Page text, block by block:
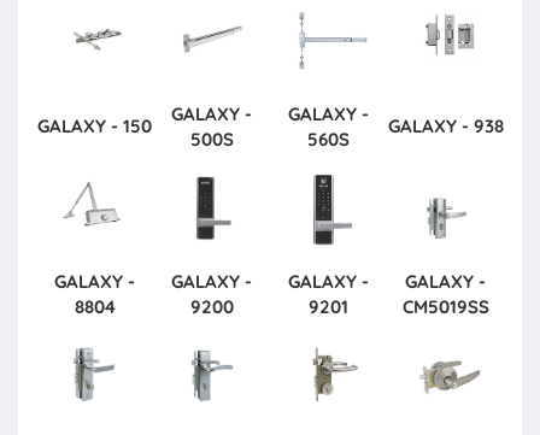
GALAXY - 150
GALAXY -
500S
GALAXY -
560S
GALAXY - 938
GALAXY -
8804
GALAXY -
9200
GALAXY -
9201
GALAXY -
CM5019SS